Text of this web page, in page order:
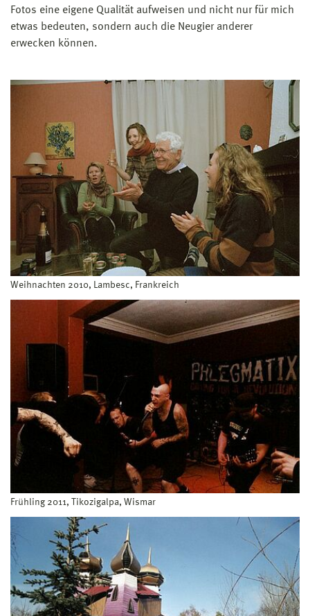
Fotos eine eigene Qualität aufweisen und nicht nur für mich
etwas bedeuten, sondern auch die Neugier anderer
erwecken können.
Weihnachten 2010, Lambesc, Frankreich
Frühling 2011, Tikozigalpa, Wismar